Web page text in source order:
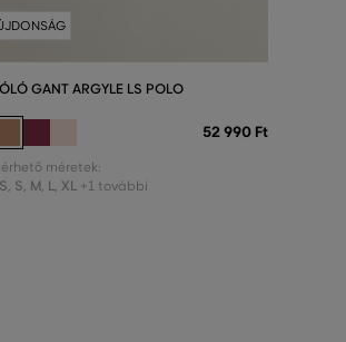
GANT ARGYLE LS POLO
52 990 Ft
méretek:
S M L XL +1 további